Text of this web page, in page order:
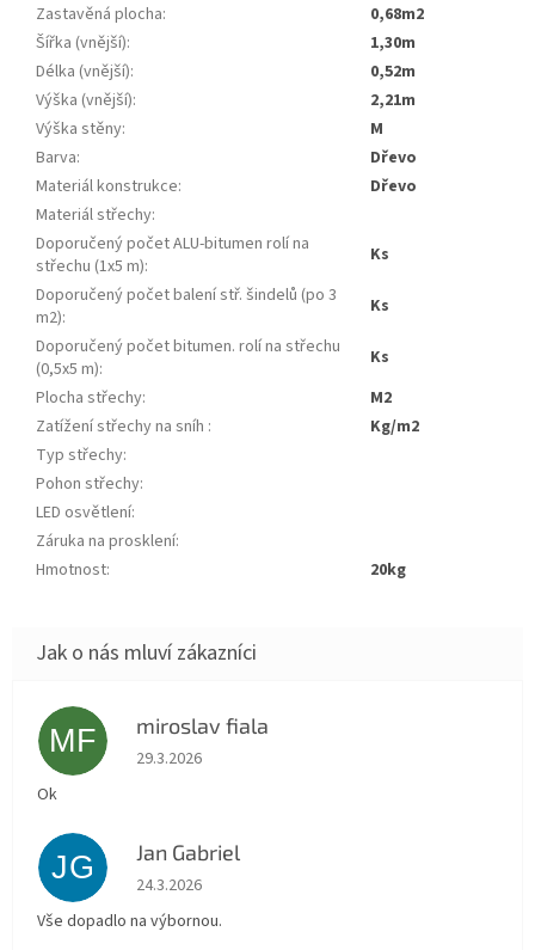
Zastavěná plocha:
0,68m2
Šířka (vnější):
1,30m
Délka (vnější):
0,52m
Výška (vnější):
2,21m
Výška stěny:
m
Barva:
dřevo
Materiál konstrukce:
dřevo
Materiál střechy:
Doporučený počet ALU-bitumen rolí na
střechu (1x5 m):
ks
Doporučený počet balení stř. šindelů (po 3
m2):
ks
Doporučený počet bitumen. rolí na střechu
(0,5x5 m):
ks
Plocha střechy:
m2
Zatížení střechy na sníh :
kg/m2
Typ střechy:
Pohon střechy:
LED osvětlení:
Záruka na prosklení:
Hmotnost: 20kg
MF miroslav fiala
Hodnocení obchodu je 5 z 5 hvězdiček.
29.3.2026
Ok
JG Jan Gabriel
Hodnocení obchodu je 5 z 5 hvězdiček.
24.3.2026
Vše dopadlo na výbornou.